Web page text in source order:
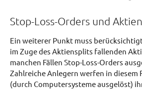
Stop-Loss-Orders und
Ein weiterer Punkt muss
im Zuge des Aktiensplits fallenden
manchen Fällen Stop-Loss-Orders
Zahlreiche Anlegern werfen in diesem
(durch Computersysteme ausgelöst)